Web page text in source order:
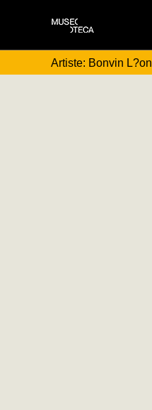
Artiste: Bonvin L?on